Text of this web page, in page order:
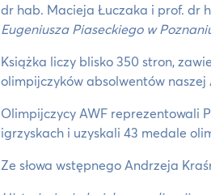
dr hab. Macieja Łuczaka i prof. dr
Eugeniusza Piaseckiego w
Książka liczy blisko 350 stron,
olimpijczyków absolwentów naszej
Olimpijczycy AWF reprezentowali
igrzyskach i uzyskali 43 medale
Ze słowa wstępnego Andrzeja